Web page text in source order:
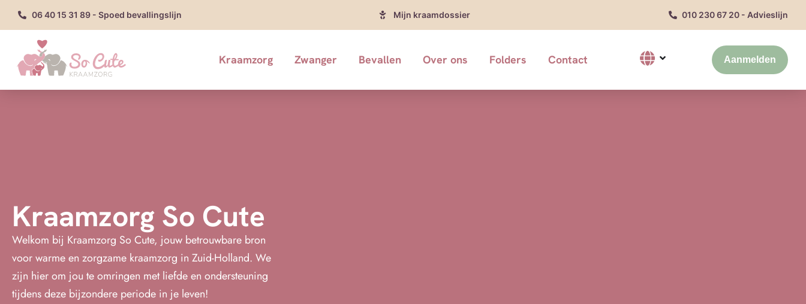
06 40 15 31 89 - Spoed bevallingslijn Mijn kraamdossier 010 230 67 20 - Advieslijn
Kraamzorg Zwanger Bevallen Over ons Folders Contact Aanmelden
Kraamzorg So Cute
Welkom bij Kraamzorg So Cute, jouw betrouwbare bron
voor warme en zorgzame kraamzorg in Zuid-Holland. We
zijn hier om jou te omringen met liefde en ondersteuning
tijdens deze bijzondere periode in je leven!